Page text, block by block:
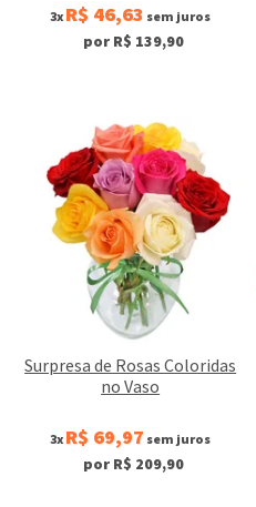
3x R$ 46,63 sem juros
por R$ 139,90
Surpresa de Rosas Coloridas
no Vaso
3x R$ 69,97 sem juros
por R$ 209,90